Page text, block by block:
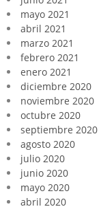
mayo 2021
abril 2021
marzo 2021
febrero 2021
enero 2021
diciembre 2020
noviembre 2020
octubre 2020
septiembre 2020
agosto 2020
julio 2020
junio 2020
mayo 2020
abril 2020